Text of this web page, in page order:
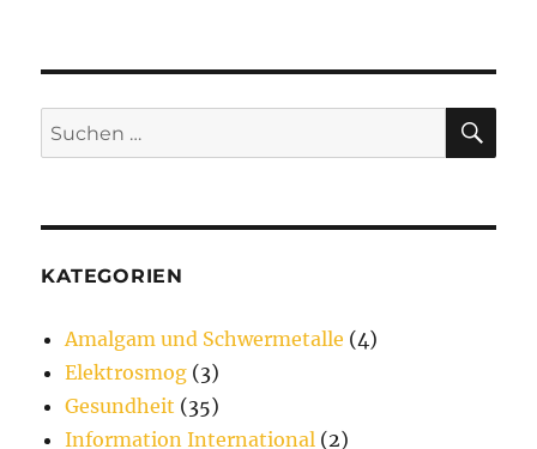
Suchen
nach:
KATEGORIEN
Amalgam und Schwermetalle (4)
Elektrosmog (3)
Gesundheit (35)
Information International (2)